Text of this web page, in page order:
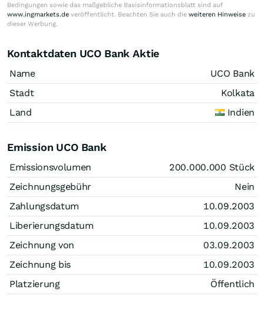
Bedingungen sowie das maßgebliche Basisinformationsblatt sind auf
www.ingmarkets.de veröffentlicht. Beachten Sie auch die weiteren Hinweise zu
dieser Werbung.
Kontaktdaten UCO Bank Aktie
Name
UCO Bank
Stadt
Kolkata
Land
Indien
Emission UCO Bank
Emissionsvolumen 200.000.000 Stück
Zeichnungsgebühr
Nein
Zahlungsdatum
10.09.2003
Liberierungsdatum
10.09.2003
Zeichnung von
03.09.2003
Zeichnung bis
10.09.2003
Platzierung
Öffentlich